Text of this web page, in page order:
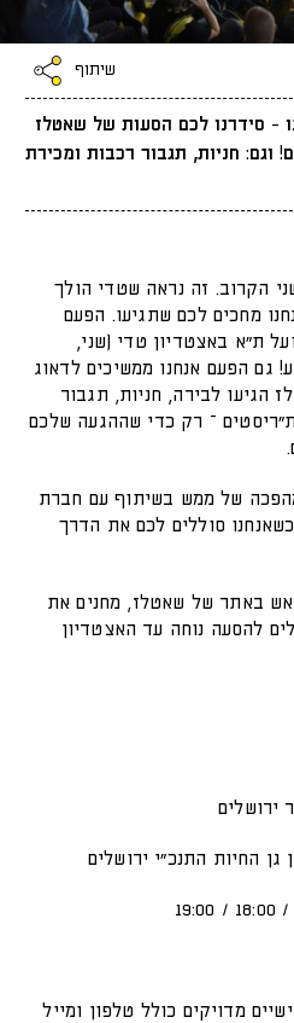
שיתוף
- סידרנו לכם הסעות של שאטלז
חניות, תגבור רכבות ומכירת
הקרוב. זה נראה שטדי הולך
מחכים לכם שתגיעו. הפעם
ת"א באצטדיון טדי (שני,
גם הפעם אנחנו ממשיכים לדאוג
הגיעו לבירה, חניות, תגבור
– רק כדי שההגעה שלכם
של ממש בשיתוף עם חברת
כשאנחנו סוללים לכם את הדרך
באתר של שאטלז, מחנים את
להסעה נוחה עד האצטדיון
ירושלים
גן החיות התנכ"י ירושלים
מדויקים כולל טלפון ומייל